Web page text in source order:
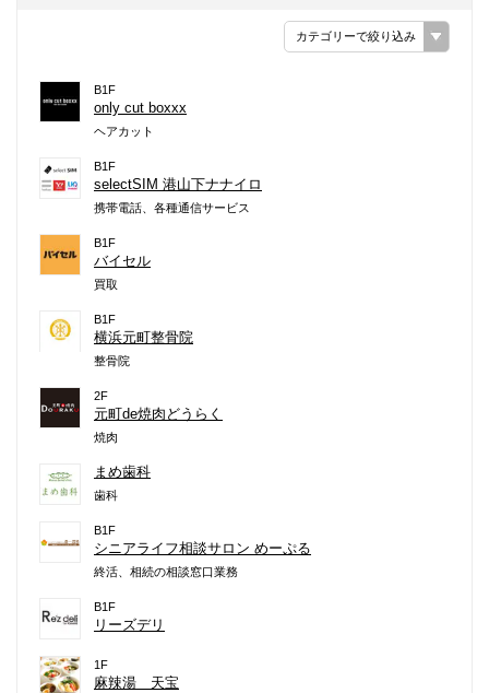
カテゴリーで絞り込み
B1F
only cut boxxx
ヘアカット
B1F
selectSIM 港山下ナナイロ
携帯電話、各種通信サービス
B1F
バイセル
買取
B1F
横浜元町整骨院
整骨院
2F
元町de焼肉どうらく
焼肉
まめ歯科
歯科
B1F
シニアライフ相談サロン めーぷる
終活、相続の相談窓口業務
B1F
リーズデリ
1F
麻辣湯 天宝